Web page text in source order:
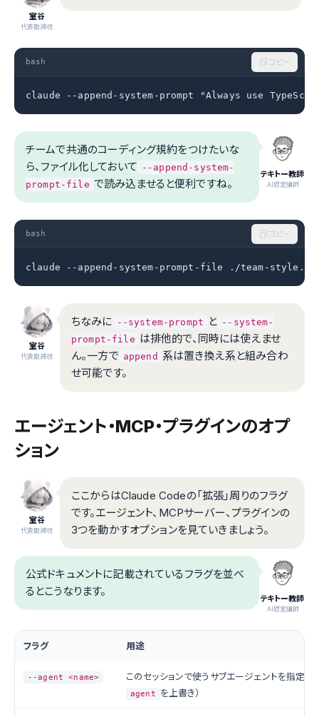
室谷
代表取締役
bash コピー
claude --append-system-prompt "Always use
テキトー教師
.AI認定講師
チームで共通のコーディング規約をつけたいな
ら、ファイル化しておいて --append-system-
prompt-file で読み込ませると便利ですね。
bash コピー
claude --append-system-prompt-file ./team-
室谷
代表取締役
ちなみに --system-prompt と --system-
prompt-file は排他的で、同時には使えませ
ん。一方で append 系は置き換え系と組み合わ
せ可能です。
エージェント・MCP・プラグインのオプ
ション
室谷
代表取締役
ここからはClaude Codeの「拡張」周りのフラグ
です。エージェント、MCPサーバー、プラグインの
3つを動かすオプションを見ていきましょう。
テキトー教師
.AI認定講師
公式ドキュメントに記載されているフラグを並べ
るとこうなります。
フラグ 用途
--agent <name> このセッションで使うサブエージェントを指定（
agent を上書き）